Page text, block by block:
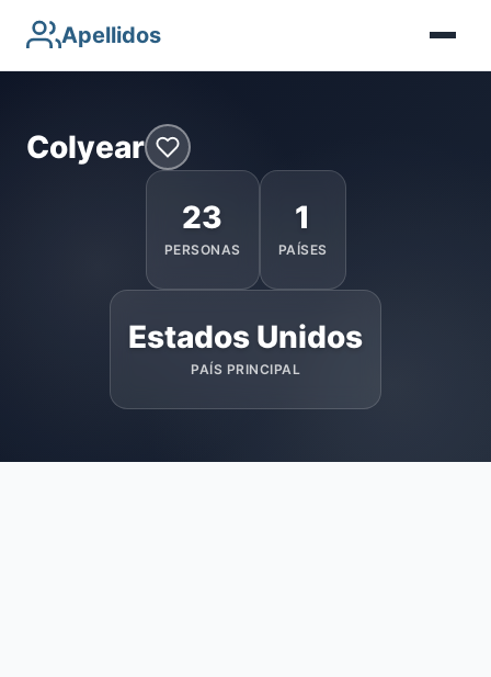
Apellidos
Colyear
23
PERSONAS
1
PAÍSES
Estados Unidos
PAÍS PRINCIPAL